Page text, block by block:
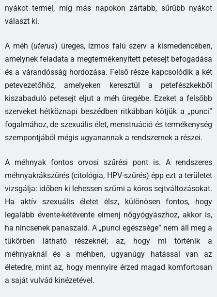
nyákot termel, míg más napokon zártabb, sűrűbb nyákot
választ ki.
A méh (uterus) üreges, izmos falú szerv a kismedencében,
amelynek feladata a megtermékenyített petesejt befogadása
és a várandósság hordozása. Felső része kapcsolódik a két
petevezetőhöz, amelyeken keresztül a petefészkekből
kiszabaduló petesejt eljut a méh üregébe. Ezeket a felsőbb
szerveket hétköznapi beszédben ritkábban kötjük a „punci”
fogalmához, de szexuális élet, menstruáció és termékenység
szempontjából mégis ugyanannak a rendszernek a részei.
A méhnyak fontos orvosi szűrési pont is. A rendszeres
méhnyakrákszűrés (citológia, HPV-szűrés) épp ezt a területet
vizsgálja: időben ki lehessen szűrni a kóros sejtváltozásokat.
Ha aktív szexuális életet élsz, különösen fontos, hogy
legalább évente-kétévente elmenj nőgyógyászhoz, akkor is,
ha nincsenek panaszaid. A „punci egészsége” nem áll meg a
tükörben látható részeknél; az, hogy mi történik a
méhnyaknál és a méhben, ugyanúgy hatással van az
életedre, mint az, hogy mennyire érzed magad komfortosan
a saját vulvád kinézetével.